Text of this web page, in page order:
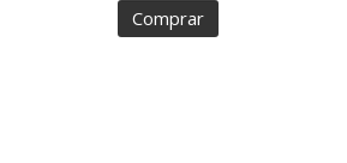
Comprar